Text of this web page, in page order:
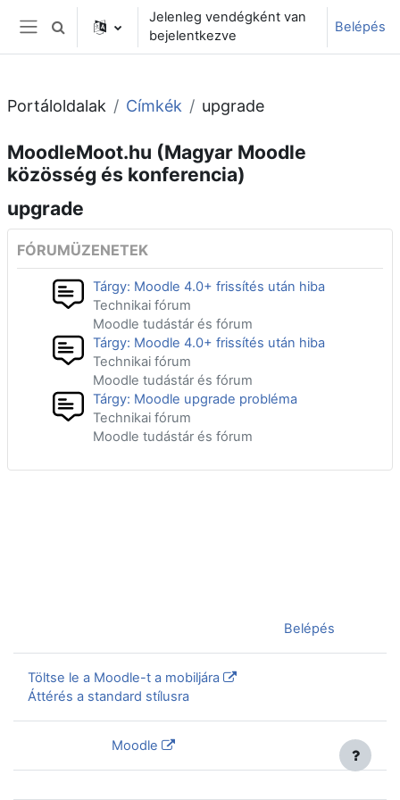
Tovább a fő tartalomhoz
Oldalpanel
Keresési bemeneti adatok váltása
Jelenleg vendégként van
bejelentkezve
Belépés
Portáloldalak Címkék upgrade
MoodleMoot.hu (Magyar Moodle
közösség és konferencia)
upgrade
FÓRUMÜZENETEK
Tárgy: Moodle 4.0+ frissítés után hiba
Technikai fórum
Moodle tudástár és fórum
Tárgy: Moodle 4.0+ frissítés után hiba
Technikai fórum
Moodle tudástár és fórum
Tárgy: Moodle upgrade probléma
Technikai fórum
Moodle tudástár és fórum
Belépés
Töltse le a Moodle-t a mobiljára
Áttérés a standard stílusra
Moodle